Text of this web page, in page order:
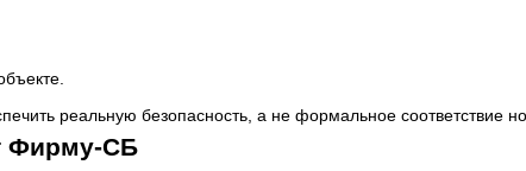
реальную безопасность, а не формальное соответствие
Фирму-СБ